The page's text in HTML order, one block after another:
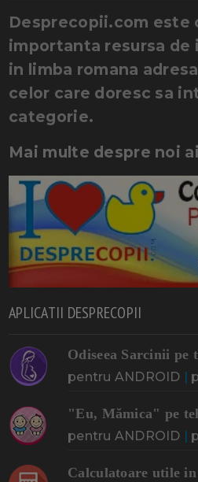
Desprecopii.com este
importanta resursa
in limba romana
celor care doresc sa
categorie.
Mai multe despre noi
APLICATII DESPRECOPII
Odiseea Sarcinii pe
pentru ANDROID |
"Eu, Mămica" pe
pentru ANDROID |
Calculatoare utile